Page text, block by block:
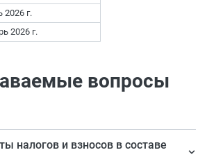
2026 г.
2026 г.
вопросы
налогов и взносов в составе